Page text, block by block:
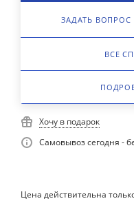
ЗАДАТЬ ВОПРОС
ВСЕ
Хочу в подарок
Самовывоз сегодня -
Цена действительна